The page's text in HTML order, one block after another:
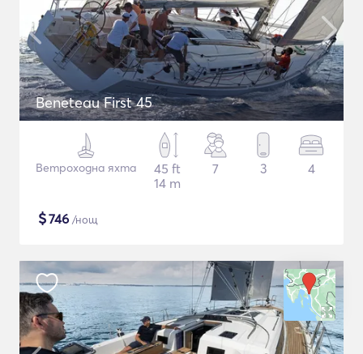
Beneteau First 45
Ветроходна яхта
45 ft
14 m
7 3 4
$746 /нощ